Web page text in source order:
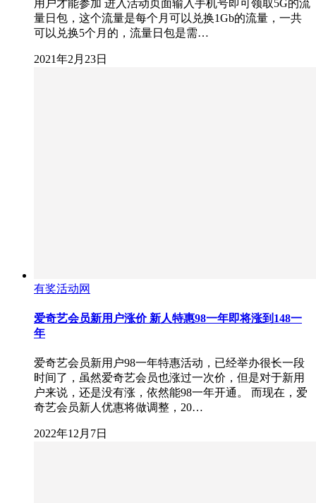
用户才能参加 进入活动页面输入手机号即可领取5G的流
量日包，这个流量是每个月可以兑换1Gb的流量，一共
可以兑换5个月的，流量日包是需…
2021年2月23日
有奖活动网
爱奇艺会员新用户涨价 新人特惠98一年即将涨到148一
年
爱奇艺会员新用户98一年特惠活动，已经举办很长一段
时间了，虽然爱奇艺会员也涨过一次价，但是对于新用
户来说，还是没有涨，依然能98一年开通。 而现在，爱
奇艺会员新人优惠将做调整，20…
2022年12月7日